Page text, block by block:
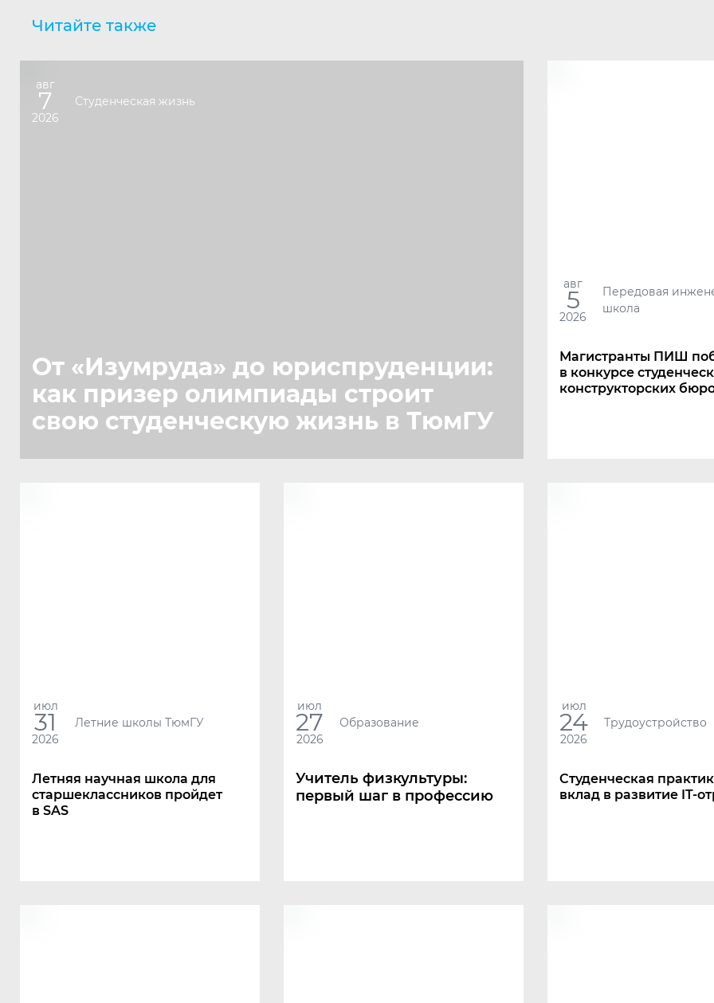
Читайте также
авг
7
2026
Студенческая жизнь
От «Изумруда» до юриспруденции:
как призер олимпиады строит
свою студенческую жизнь в ТюмГУ
авг
5
2026
Передовая
школа
Магистранты ПИШ
в конкурсе
конструкторских
июл
31
2026
Летние школы ТюмГУ
Летняя научная школа для
старшеклассников пройдет
в SAS
июл
27
2026
Образование
Учитель физкультуры:
первый шаг в профессию
июл
24
2026
Трудоустройство
Студенческая
вклад в развитие IT-